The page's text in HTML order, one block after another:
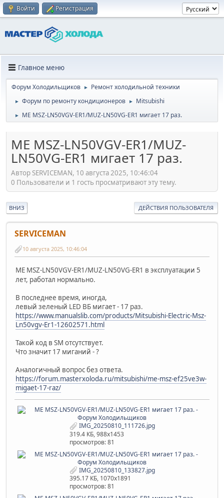
Войти Регистрация
Главное меню
Форум Холодильщиков ► Ремонт холодильной техники
► Форум по ремонту кондиционеров ► Mitsubishi
► ME MSZ-LN50VGV-ER1/MUZ-LN50VG-ER1 мигает 17 раз.
ME MSZ-LN50VGV-ER1/MUZ-
LN50VG-ER1 мигает 17 раз.
Автор SERVICEMAN, 10 августа 2025, 10:46:04
0 Пользователи и 1 гость просматривают эту тему.
ВНИЗ ДЕЙСТВИЯ ПОЛЬЗОВАТЕЛЯ
SERVICEMAN
10 августа 2025, 10:46:04
МЕ MSZ-LN50VGV-ER1/MUZ-LN50VG-ER1 в эксплуатации 5
лет, работал нормально.
В последнее время, иногда,
левый зеленый LED ВБ мигает - 17 раз.
https://www.manualslib.com/products/Mitsubishi-Electric-Msz-
Ln50vgv-Er1-12602571.html
Такой код в SM отсутствует.
Что значит 17 миганий - ?
Аналогичный вопрос без ответа.
https://forum.masterxoloda.ru/mitsubishi/me-msz-ef25ve3w-
migaet-17-raz/
IMG_20250810_111726.jpg
319.4 КБ, 988x1453
просмотров: 81
IMG_20250810_133827.jpg
395.17 КБ, 1070x1891
просмотров: 81